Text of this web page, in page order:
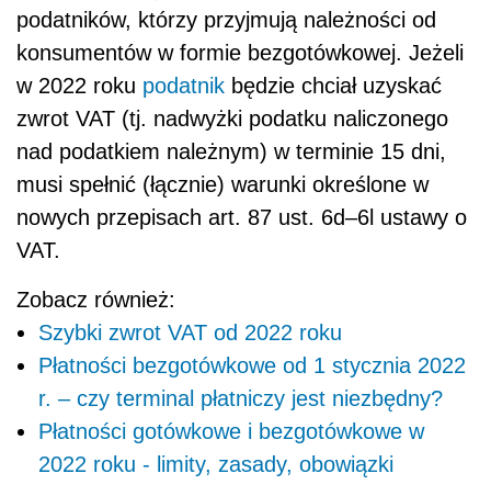
podatników, którzy przyjmują należności od
konsumentów w formie bezgotówkowej. Jeżeli
w 2022 roku podatnik będzie chciał uzyskać
zwrot VAT (tj. nadwyżki podatku naliczonego
nad podatkiem należnym) w terminie 15 dni,
musi spełnić (łącznie) warunki określone w
nowych przepisach art. 87 ust. 6d–6l ustawy o
VAT.
Zobacz również:
Szybki zwrot VAT od 2022 roku
Płatności bezgotówkowe od 1 stycznia 2022
r. – czy terminal płatniczy jest niezbędny?
Płatności gotówkowe i bezgotówkowe w
2022 roku - limity, zasady, obowiązki